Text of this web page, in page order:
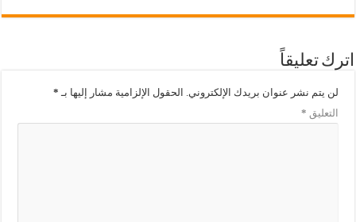
اترك تعليقاً
لن يتم نشر عنوان بريدك الإلكتروني. الحقول الإلزامية مشار إليها بـ *
التعليق *